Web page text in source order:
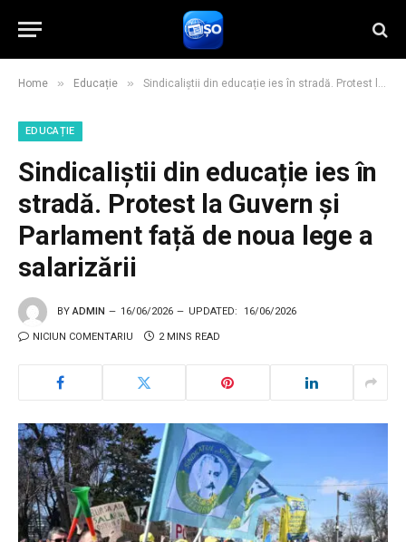
Home » Educație » Sindicaliștii din educație ies în stradă. Protest la Guvern și Parlament față de noua lege a salarizării
EDUCAȚIE
Sindicaliștii din educație ies în
stradă. Protest la Guvern și
Parlament față de noua lege a
salarizării
BY ADMIN 16/06/2026 UPDATED: 16/06/2026
NICIUN COMENTARIU 2 MINS READ